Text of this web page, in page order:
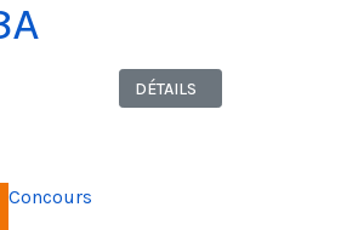
DÉTAILS
Concours